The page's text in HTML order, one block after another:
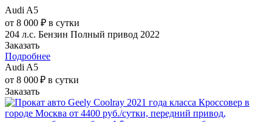
Audi A5
от 8 000 ₽ в сутки
204 л.с. Бензин Полный привод 2022
Заказать
Подробнее
Audi A5
от 8 000 ₽ в сутки
Заказать